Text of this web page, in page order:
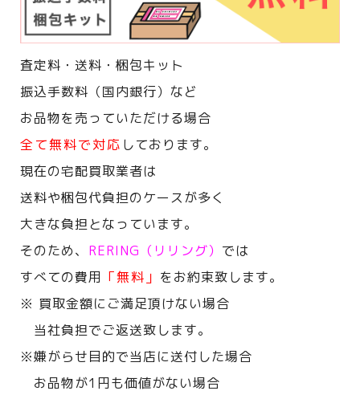
査定料・送料・梱包キット
振込手数料（国内銀行）など
お品物を売っていただける場合
全て無料で対応 しております。
現在の宅配買取業者は
送料や梱包代負担のケースが多く
大きな負担となっています。
そのため、 RERING（リリング） では
すべての費用 「無料」 をお約束致します。
※ 買取金額にご満足頂けない場合
当社負担でご返送致します。
※嫌がらせ目的で当店に送付した場合
お品物が1円も価値がない場合